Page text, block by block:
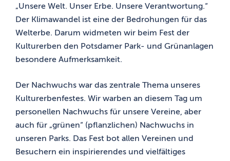
„Unsere Welt. Unser Erbe. Unsere Verantwortung.“
Der Klimawandel ist eine der Bedrohungen für das
Welterbe. Darum widmeten wir beim Fest der
Kulturerben den Potsdamer Park- und Grünanlagen
besondere Aufmerksamkeit.
Der Nachwuchs war das zentrale Thema unseres
Kulturerbenfestes. Wir warben an diesem Tag um
personellen Nachwuchs für unsere Vereine, aber
auch für „grünen“ (pflanzlichen) Nachwuchs in
unseren Parks. Das Fest bot allen Vereinen und
Besuchern ein inspirierendes und vielfältiges